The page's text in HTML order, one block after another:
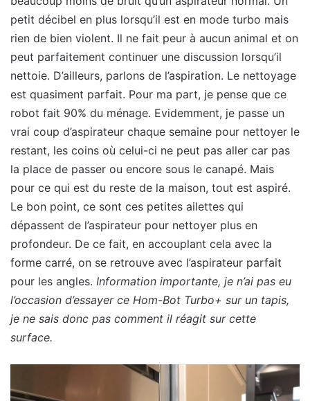
petit décibel en plus lorsqu’il est en mode turbo mais
rien de bien violent. Il ne fait peur à aucun animal et on
peut parfaitement continuer une discussion lorsqu’il
nettoie. D’ailleurs, parlons de l’aspiration. Le nettoyage
est quasiment parfait. Pour ma part, je pense que ce
robot fait 90% du ménage. Evidemment, je passe un
vrai coup d’aspirateur chaque semaine pour nettoyer le
restant, les coins où celui-ci ne peut pas aller car pas
la place de passer ou encore sous le canapé. Mais
pour ce qui est du reste de la maison, tout est aspiré.
Le bon point, ce sont ces petites ailettes qui
dépassent de l’aspirateur pour nettoyer plus en
profondeur. De ce fait, en accouplant cela avec la
forme carré, on se retrouve avec l’aspirateur parfait
pour les angles. Information importante, je n’ai pas eu
l’occasion d’essayer ce Hom-Bot Turbo+ sur un tapis,
je ne sais donc pas comment il réagit sur cette
surface.